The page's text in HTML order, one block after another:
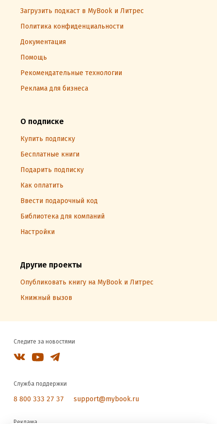
Загрузить подкаст в MyBook и Литрес
Политика конфиденциальности
Документация
Помощь
Рекомендательные технологии
Реклама для бизнеса
О подписке
Купить подписку
Бесплатные книги
Подарить подписку
Как оплатить
Ввести подарочный код
Библиотека для компаний
Настройки
Другие проекты
Опубликовать книгу на MyBook и Литрес
Книжный вызов
Следите за новостями
Служба поддержки
8 800 333 27 37 support@mybook.ru
Реклама